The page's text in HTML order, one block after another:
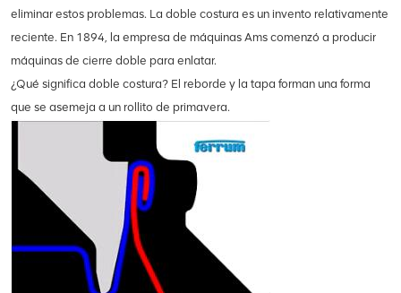
eliminar estos problemas. La doble costura es un invento relativamente
reciente. En 1894, la empresa de máquinas Ams comenzó a producir
máquinas de cierre doble para enlatar.
¿Qué significa doble costura? El reborde y la tapa forman una forma
que se asemeja a un rollito de primavera.